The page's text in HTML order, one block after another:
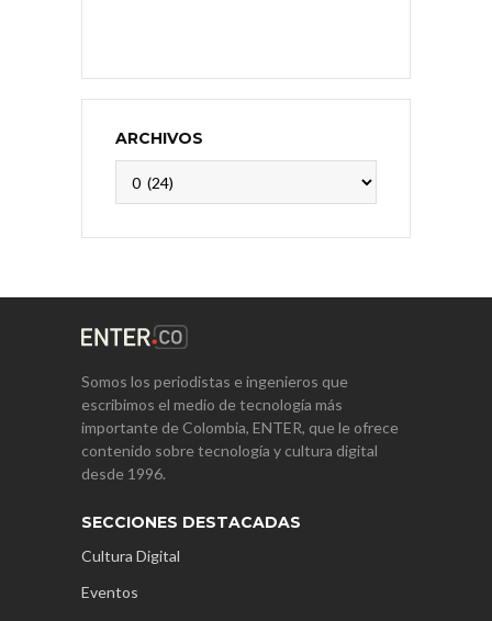
ARCHIVOS
Somos los periodistas e ingenieros que
escribimos el medio de tecnología más
importante de Colombia, ENTER, que le ofrece
contenido sobre tecnología y cultura digital
desde 1996.
SECCIONES DESTACADAS
Cultura Digital
Eventos